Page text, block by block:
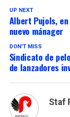
UP NEXT
Albert Pujols,
nuevo mánager
DON'T MISS
Sindicato de
de lanzadores
Staf